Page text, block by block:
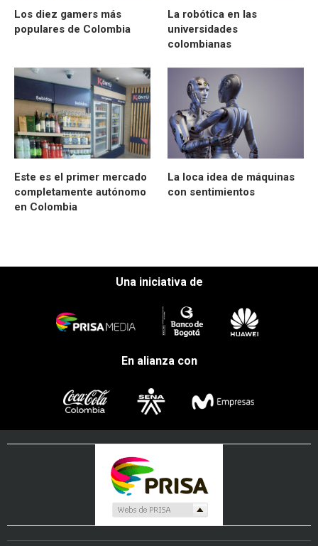
Los diez gamers más
populares de Colombia
La robótica en las
universidades
colombianas
Este es el primer mercado
completamente autónomo
en Colombia
La loca idea de máquinas
con sentimientos
Una iniciativa de
En alianza con